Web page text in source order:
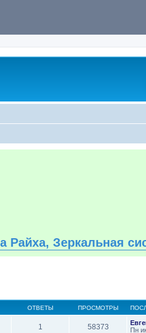
Райха, Зеркальная
ОТВЕТЫ ПРОСМОТРЫ
1 58373
Пн